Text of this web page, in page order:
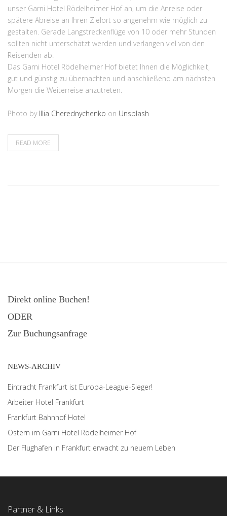
unser Garni Hotel Rödelheimer Hof an, um die Anreise oder
spätere Abreise an Ihren Zielort so angenehm wie möglich zu
gestalten. Gerade Langstreckenflüge von 10 oder mehr Stunden
sollten nicht unterschätzt werden und verlangen viel von den
Reisenden ab.
Das Garni Hotel Rödelheimer Hof bietet Ihnen die Möglichkeit,
gut und günstig zu übernachten und anschließend am nächsten
Morgen die Weiterreise anzutreten.
Photo by Illia Cherednychenko on Unsplash
READ MORE
Direkt online Buchen!
ODER
Zur Buchungsanfrage
NEWS-ARCHIV
Eintracht Frankfurt ist Europa-League-Sieger!
Arbeiter Hotel Frankfurt
Frankfurt Bahnhof Hotel
Ostern im Garni Hotel Rödelheimer Hof
Der Flughafen in Frankfurt erwacht zu neuem Leben
Partner & Links